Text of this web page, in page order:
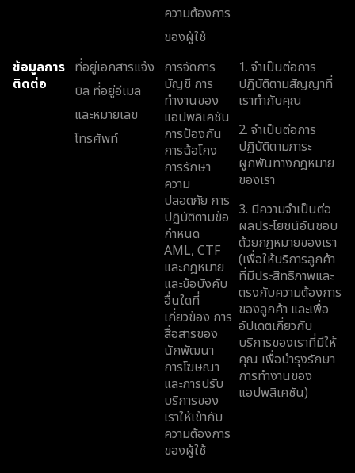
ความต้องการ
ของผู้ใช้
ข้อมูลการ
ติดต่อ
ที่อยู่เอกสารแจ้ง
บิล ที่อยู่อีเมล
และหมายเลข
โทรศัพท์
การจัดการ
บัญชี การ
ทำงานของ
แอปพลิเคชัน
การป้องกัน
การฉ้อโกง
การรักษา
ความ
ปลอดภัย การ
ปฏิบัติตามข้อ
กำหนด
AML, CTF
และกฎหมาย
และข้อบังคับ
อื่นใดที่
เกี่ยวข้อง การ
สื่อสารของ
นักพัฒนา
การโฆษณา
และการปรับ
บริการของ
เราให้เข้ากับ
ความต้องการ
ของผู้ใช้
1. จำเป็นต่อการ
ปฏิบัติตามสัญญาที่
เราทำกับคุณ
2. จำเป็นต่อการ
ปฏิบัติตามภาระ
ผูกพันทางกฎหมาย
ของเรา
3. มีความจำเป็นต่อ
ผลประโยชน์อันชอบ
ด้วยกฎหมายของเรา
(เพื่อให้บริการลูกค้า
ที่มีประสิทธิภาพและ
ตรงกับความต้องการ
ของลูกค้า และเพื่อ
อัปเดตเกี่ยวกับ
บริการของเราที่มีให้
คุณ เพื่อบำรุงรักษา
การทำงานของ
แอปพลิเคชัน)